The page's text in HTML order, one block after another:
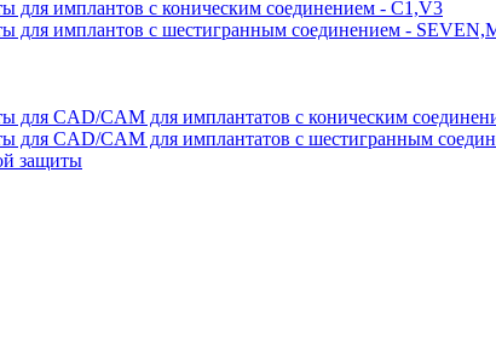
для имплантов с коническим соединением - C1,V3
для имплантов с шестигранным соединением -
для CAD/CAM для имплантатов с коническим
для CAD/CAM для имплантатов с шестигранным
защиты